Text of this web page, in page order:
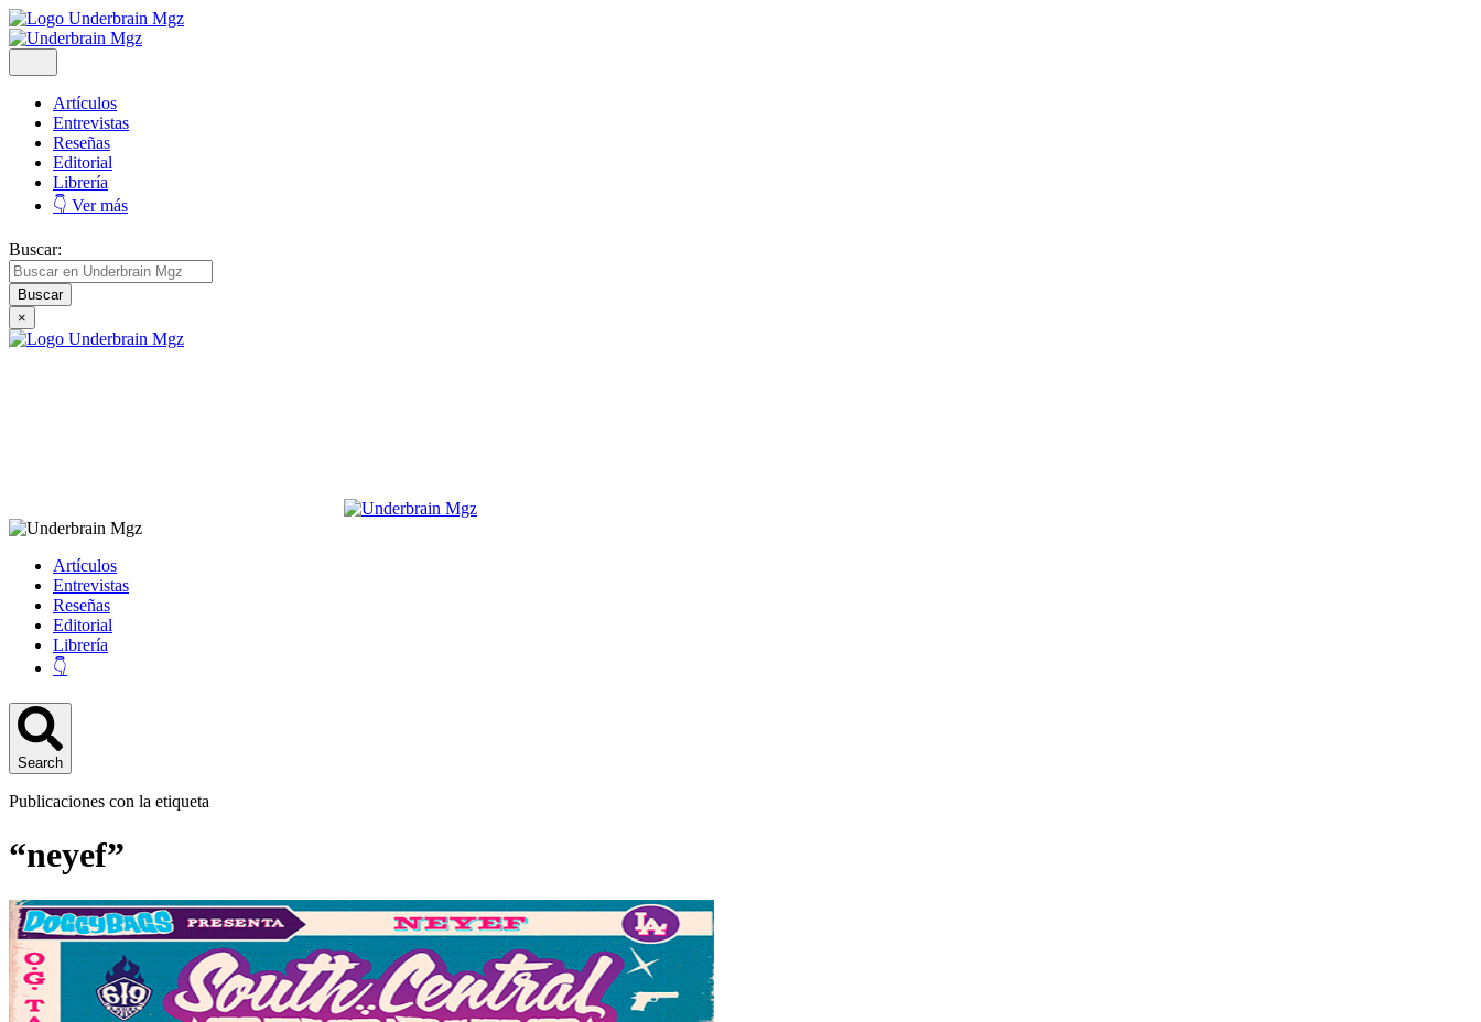
Artículos
Entrevistas
Reseñas
Editorial
Librería
👇 Ver más
Buscar:
×
Artículos
Entrevistas
Reseñas
Editorial
Librería
👇
Search
Publicaciones con la etiqueta
“neyef”